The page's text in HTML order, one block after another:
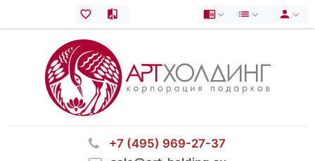
⠀+7 (495) 969-27-37